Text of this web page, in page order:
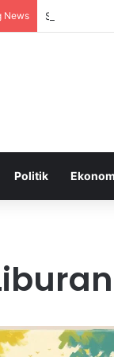
News Strategi
Politik